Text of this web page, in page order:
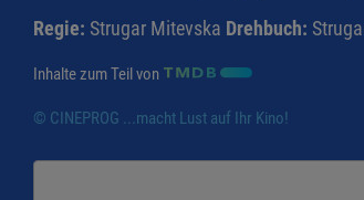
Regie: Strugar Mitevska Drehbuch:
Inhalte zum Teil von
© CINEPROG ...macht Lust auf Ihr Kino!